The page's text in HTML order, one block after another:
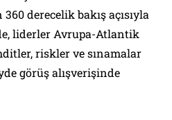
derecelik bakış açısıyla
liderler Avrupa-Atlantik
riskler ve sınamalar
görüş alışverişinde